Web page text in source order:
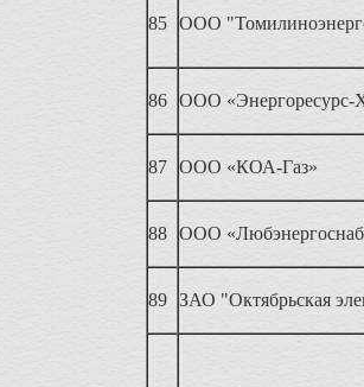
85 ООО
86 ООО «Энергоресурс-
87 ООО «КОА-Газ»
88 ООО
89 ЗАО "Октябрьская